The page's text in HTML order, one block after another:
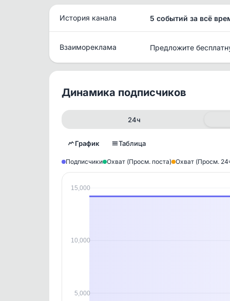
История канала 5 событий за всё
Взаимореклама Предложите
Динамика подписчиков
24ч
График Таблица
Подписчики Охват (Просм. поста) Охват (Просм.
15,000
10,000
5,000